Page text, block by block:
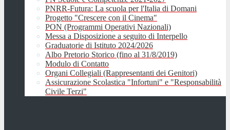
PNRR-Futura: La scuola per l'Italia di Domani
Progetto "Crescere con il Cinema"
PON (Programmi Operativi Nazionali)
Messa a Disposizione a seguito di Interpello
Graduatorie di Istituto 2024/2026
Albo Pretorio Storico (fino al 31/8/2019)
Modulo di Contatto
Organi Collegiali (Rappresentanti dei Genitori)
Assicurazione Scolastica "Infortuni" e "Responsabilità
Civile Terzi"